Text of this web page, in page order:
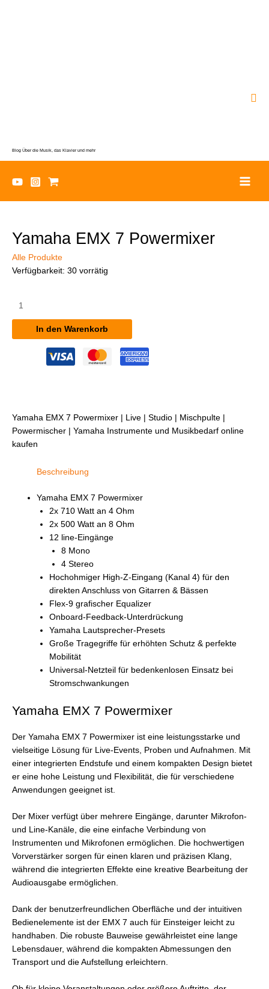
Blog Über die Musik, das Klavier und mehr
Yamaha EMX 7 Powermixer
Alle Produkte
Verfügbarkeit: 30 vorrätig
EMX
Powermixer
In den Warenkorb
Yamaha EMX 7 Powermixer | Live | Studio | Mischpulte |
Powermischer | Yamaha Instrumente und Musikbedarf online
kaufen
Beschreibung
Yamaha EMX 7 Powermixer
2x 710 Watt an 4 Ohm
2x 500 Watt an 8 Ohm
12 line-Eingänge
8 Mono
4 Stereo
Hochohmiger High-Z-Eingang (Kanal 4) für den
direkten Anschluss von Gitarren & Bässen
Flex-9 grafischer Equalizer
Onboard-Feedback-Unterdrückung
Yamaha Lautsprecher-Presets
Große Tragegriffe für erhöhten Schutz & perfekte
Mobilität
Universal-Netzteil für bedenkenlosen Einsatz bei
Stromschwankungen
Yamaha EMX 7 Powermixer
Der Yamaha EMX 7 Powermixer ist eine leistungsstarke und
vielseitige Lösung für Live-Events, Proben und Aufnahmen. Mit
einer integrierten Endstufe und einem kompakten Design bietet
er eine hohe Leistung und Flexibilität, die für verschiedene
Anwendungen geeignet ist.
Der Mixer verfügt über mehrere Eingänge, darunter Mikrofon-
und Line-Kanäle, die eine einfache Verbindung von
Instrumenten und Mikrofonen ermöglichen. Die hochwertigen
Vorverstärker sorgen für einen klaren und präzisen Klang,
während die integrierten Effekte eine kreative Bearbeitung der
Audioausgabe ermöglichen.
Dank der benutzerfreundlichen Oberfläche und der intuitiven
Bedienelemente ist der EMX 7 auch für Einsteiger leicht zu
handhaben. Die robuste Bauweise gewährleistet eine lange
Lebensdauer, während die kompakten Abmessungen den
Transport und die Aufstellung erleichtern.